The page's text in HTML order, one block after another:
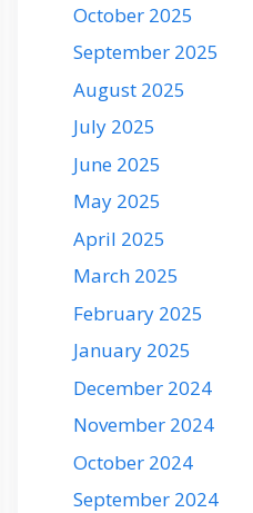
October 2025
September 2025
August 2025
July 2025
June 2025
May 2025
April 2025
March 2025
February 2025
January 2025
December 2024
November 2024
October 2024
September 2024